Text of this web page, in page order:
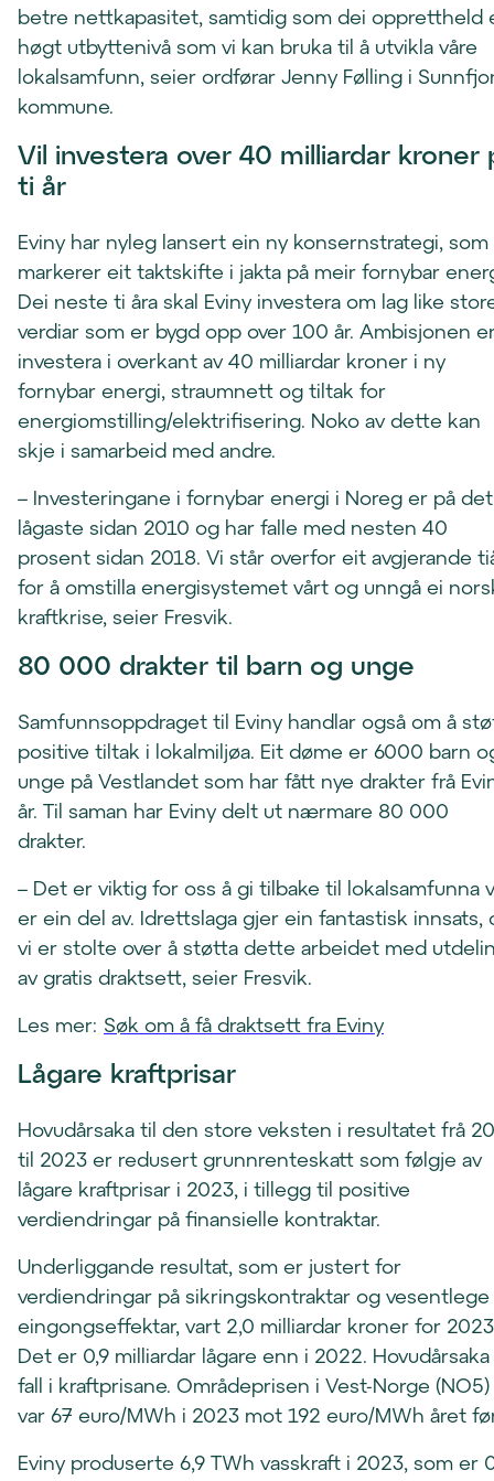
betre nettkapasitet, samtidig som dei opprettheld
høgt utbyttenivå som vi kan bruka til å utvikla våre
lokalsamfunn, seier ordførar Jenny Følling i
kommune.
Vil investera over 40 milliardar kroner
ti år
Eviny har nyleg lansert ein ny konsernstrategi, som
markerer eit taktskifte i jakta på meir fornybar
Dei neste ti åra skal Eviny investera om lag like
verdiar som er bygd opp over 100 år. Ambisjonen
investera i overkant av 40 milliardar kroner i ny
fornybar energi, straumnett og tiltak for
energiomstilling/elektrifisering. Noko av dette kan
skje i samarbeid med andre.
– Investeringane i fornybar energi i Noreg er på det
lågaste sidan 2010 og har falle med nesten 40
prosent sidan 2018. Vi står overfor eit avgjerande
for å omstilla energisystemet vårt og unngå ei
kraftkrise, seier Fresvik.
80 000 drakter til barn og unge
Samfunnsoppdraget til Eviny handlar også om å
positive tiltak i lokalmiljøa. Eit døme er 6000 barn
unge på Vestlandet som har fått nye drakter frå
år. Til saman har Eviny delt ut nærmare 80 000
drakter.
– Det er viktig for oss å gi tilbake til lokalsamfunna
er ein del av. Idrettslaga gjer ein fantastisk innsats,
vi er stolte over å støtta dette arbeidet med
av gratis draktsett, seier Fresvik.
Les mer: Søk om å få draktsett fra Eviny
Lågare kraftprisar
Hovudårsaka til den store veksten i resultatet frå
til 2023 er redusert grunnrenteskatt som følgje av
lågare kraftprisar i 2023, i tillegg til positive
verdiendringar på finansielle kontraktar.
Underliggande resultat, som er justert for
verdiendringar på sikringskontraktar og vesentlege
eingongseffektar, vart 2,0 milliardar kroner for
Det er 0,9 milliardar lågare enn i 2022.
fall i kraftprisane. Områdeprisen i Vest-Norge (NO5)
var 67 euro/MWh i 2023 mot 192 euro/MWh året
Eviny produserte 6,9 TWh vasskraft i 2023, som er